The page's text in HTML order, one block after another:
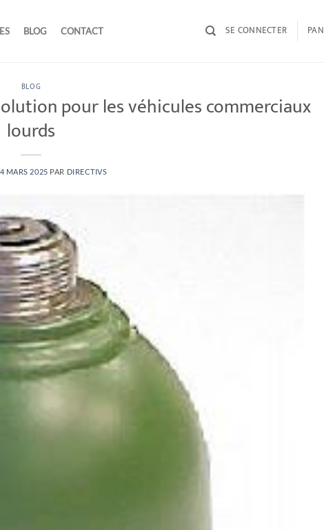
BLOG CONTACT SE CONNECTER
BLOG
pour les véhicules commerciaux
lourds
MARS 2025 PAR DIRECTIVS